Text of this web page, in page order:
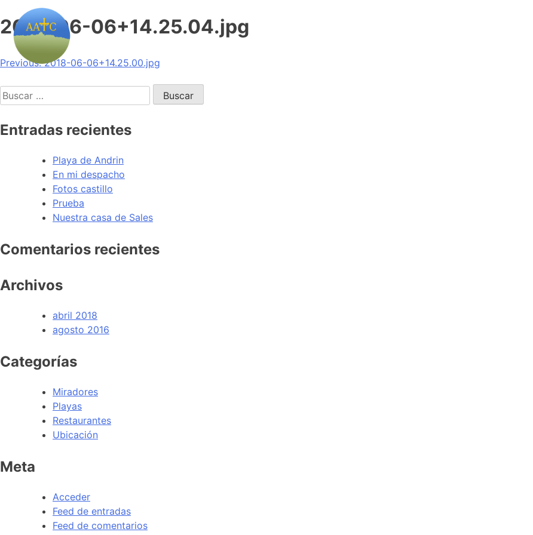
2018-06-06+14.25.04.jpg
Navegación
de
entradas
Previous: 2018-06-06+14.25.00.jpg
Buscar:
Entradas recientes
Playa de Andrin
En mi despacho
Fotos castillo
Prueba
Nuestra casa de Sales
Comentarios recientes
Archivos
abril 2018
agosto 2016
Categorías
Miradores
Playas
Restaurantes
Ubicación
Meta
Acceder
Feed de entradas
Feed de comentarios